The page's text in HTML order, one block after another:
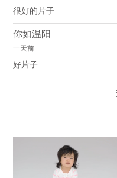
很好的片子
你如温阳
一天前
好片子